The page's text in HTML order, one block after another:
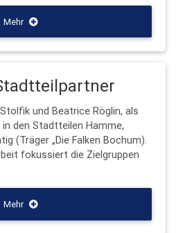
Mehr
und Beatrice Röglin, als
den Stadtteilen Hamme,
(Träger „Die Falken Bochum).
fokussiert die Zielgruppen
Mehr